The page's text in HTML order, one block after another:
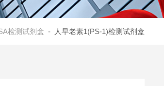
检测试剂盒 - 人早老素1(PS-1)检测试剂盒